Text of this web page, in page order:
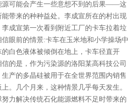
可能会产生一些意想不到的后果——这
带来的种种益处。李成宣所在的村出现
成宣第一次看到附近工厂的卡车拉着垃
眼前的情景:卡车在玉米地和小学操场中
白色液体被倾倒在地上，卡车径直开
的是，作为污染源的洛阳某高科技公司
产的多晶硅被用于在全世界范围内销售
。几个月来，这种情景几乎每天发生。
力解决传统石化能源燃料不足时带来的